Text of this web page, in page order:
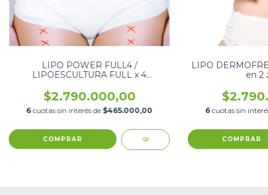
LIPO POWER FULL4 /
LIPOESCULTURA FULL x 4
$2.790.000,00
6 cuotas sin interés de $465.000,00
LIPO
en 2
6 cuotas sin